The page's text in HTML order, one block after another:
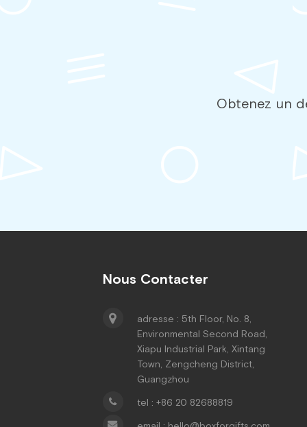
Obtenez un
Nous Contacter
adresse : 5th Floor, No. 8,
Environmental Second Road,
Xiapu Industrial Park, Xintang
Town, Zengcheng District,
Guangzhou
tel : +86 20 82688819